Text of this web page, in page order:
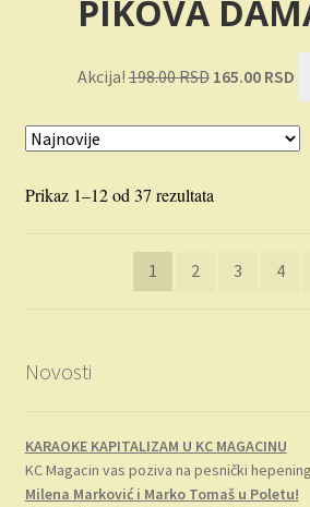
bila:
PIKOVA
Akcija!198.00RSD
bila:
165.00 RSD
Prikaz 1–12 od 37 rezultataSortirano
1 2 3 4
Novosti
KARAOKE KAPITALIZAM U KC MAGACINU
KC Magacin vas poziva na pesnički
Milena Marković i Marko Tomaš u Poletu!